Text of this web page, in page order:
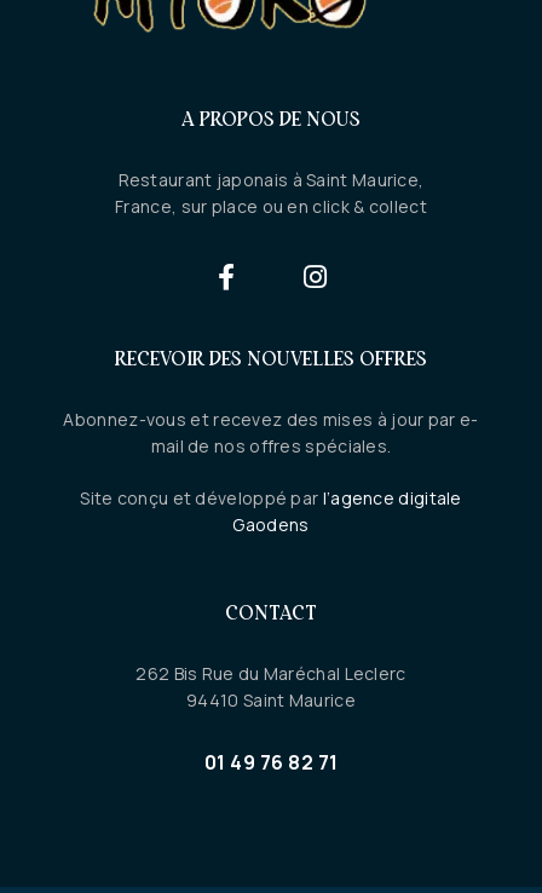
A PROPOS DE NOUS
Restaurant japonais à Saint Maurice,
France, sur place ou en click & collect
RECEVOIR DES NOUVELLES OFFRES
Abonnez-vous et recevez des mises à jour par e-
mail de nos offres spéciales.
Site conçu et développé par l’agence digitale
Gaodens
CONTACT
262 Bis Rue du Maréchal Leclerc
94410 Saint Maurice
01 49 76 82 71